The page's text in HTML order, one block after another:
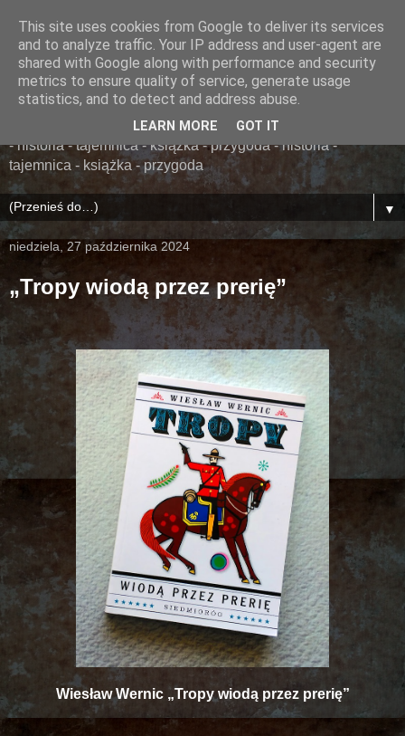
......... ZAPOMNIANA
BIBLIOTEKA ........
książka - przygoda - historia - tajemnica - książka - przygoda
- historia - tajemnica - książka - przygoda - historia -
tajemnica - książka - przygoda
▼
niedziela, 27 października 2024
„Tropy wiodą przez prerię”
Wiesław Wernic „Tropy wiodą przez prerię”
This site uses cookies from Google to deliver its services
and to analyze traffic. Your IP address and user-agent are
shared with Google along with performance and security
metrics to ensure quality of service, generate usage
statistics, and to detect and address abuse.
LEARN MORE GOT IT